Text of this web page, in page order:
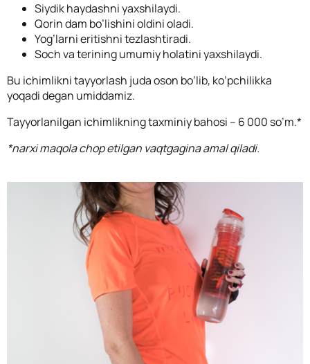
Siydik haydashni yaxshilaydi.
Qorin dam bo’lishini oldini oladi.
Yog’larni eritishni tezlashtiradi.
Soch va terining umumiy holatini yaxshilaydi.
Bu ichimlikni tayyorlash juda oson bo’lib, ko’pchilikka
yoqadi degan umiddamiz.
Tayyorlanilgan ichimlikning taxminiy bahosi – 6 000 so’m.*
*narxi maqola chop etilgan vaqtgagina amal qiladi.